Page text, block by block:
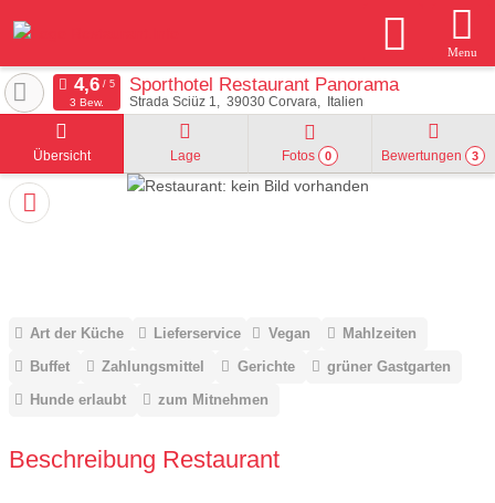
Menu
Sporthotel Restaurant Panorama
Strada Sciüz 1 39030 Corvara Italien
3 Bew.
Übersicht Lage Fotos 0 Bewertungen 3
Art der Küche Lieferservice Vegan
Mahlzeiten
Buffet
Zahlungsmittel Gerichte
grüner Gastgarten
Hunde erlaubt
zum Mitnehmen
Beschreibung Restaurant